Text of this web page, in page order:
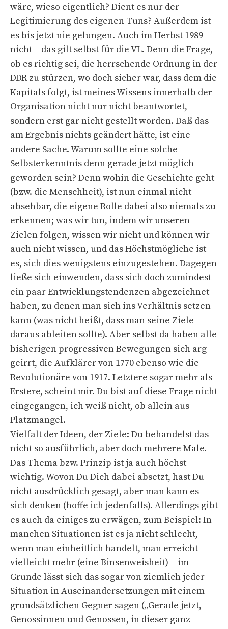
wäre, wieso eigentlich? Dient es nur der
Legitimierung des eigenen Tuns? Außerdem ist
es bis jetzt nie gelungen. Auch im Herbst 1989
nicht – das gilt selbst für die VL. Denn die Frage,
ob es richtig sei, die herrschende Ordnung in der
DDR zu stürzen, wo doch sicher war, dass dem die
Kapitals folgt, ist meines Wissens innerhalb der
Organisation nicht nur nicht beantwortet,
sondern erst gar nicht gestellt worden. Daß das
am Ergebnis nichts geändert hätte, ist eine
andere Sache. Warum sollte eine solche
Selbsterkenntnis denn gerade jetzt möglich
geworden sein? Denn wohin die Geschichte geht
(bzw. die Menschheit), ist nun einmal nicht
absehbar, die eigene Rolle dabei also niemals zu
erkennen; was wir tun, indem wir unseren
Zielen folgen, wissen wir nicht und können wir
auch nicht wissen, und das Höchstmögliche ist
es, sich dies wenigstens einzugestehen. Dagegen
ließe sich einwenden, dass sich doch zumindest
ein paar Entwicklungstendenzen abgezeichnet
haben, zu denen man sich ins Verhältnis setzen
kann (was nicht heißt, dass man seine Ziele
daraus ableiten sollte). Aber selbst da haben alle
bisherigen progressiven Bewegungen sich arg
geirrt, die Aufklärer von 1770 ebenso wie die
Revolutionäre von 1917. Letztere sogar mehr als
Erstere, scheint mir. Du bist auf diese Frage nicht
eingegangen, ich weiß nicht, ob allein aus
Platzmangel.
Vielfalt der Ideen, der Ziele: Du behandelst das
nicht so ausführlich, aber doch mehrere Male.
Das Thema bzw. Prinzip ist ja auch höchst
wichtig. Wovon Du Dich dabei absetzt, hast Du
nicht ausdrücklich gesagt, aber man kann es
sich denken (hoffe ich jedenfalls). Allerdings gibt
es auch da einiges zu erwägen, zum Beispiel: In
manchen Situationen ist es ja nicht schlecht,
wenn man einheitlich handelt, man erreicht
vielleicht mehr (eine Binsenweisheit) – im
Grunde lässt sich das sogar von ziemlich jeder
Situation in Auseinandersetzungen mit einem
grundsätzlichen Gegner sagen („Gerade jetzt,
Genossinnen und Genossen, in dieser ganz